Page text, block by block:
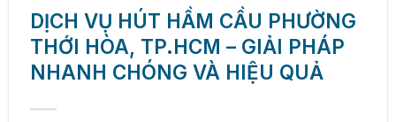
DỊCH VỤ HÚT HẦM CẦU PHƯỜNG
THỚI HÒA, TP.HCM – GIẢI PHÁP
NHANH CHÓNG VÀ HIỆU QUẢ